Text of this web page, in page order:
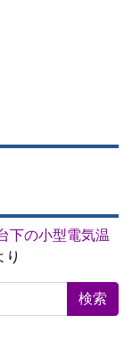
下の小型電気温
り